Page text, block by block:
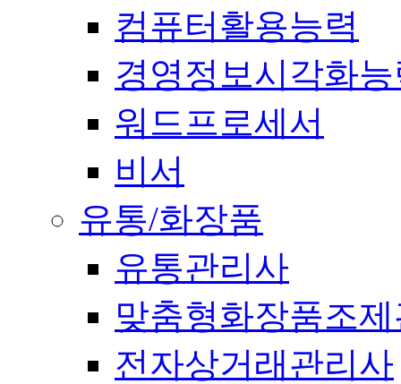
컴퓨터활용능력
경영정보시각화
워드프로세서
비서
유통/화장품
유통관리사
맞춤형화장품조
전자상거래관리사